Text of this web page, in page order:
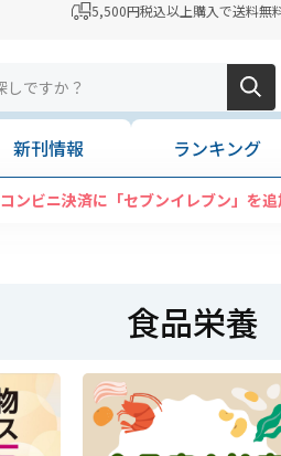
5,500円税込以上購入で送料無
新刊情報 ランキング
コンビニ決済に「セブンイレブン」を
食品栄養